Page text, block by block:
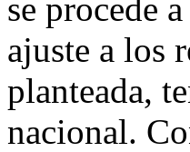
se procede
ajuste a los
planteada,
nacional.